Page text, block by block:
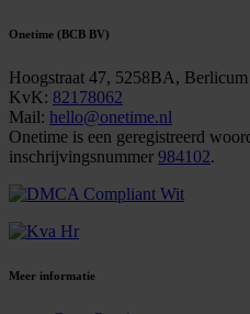
Onetime (BCB BV)
Hoogstraat 47, 5258BA,
KvK: 82178062
Mail: hello@onetime.nl
Onetime is een geregistreerd
inschrijvingsnummer 984102.
Meer informatie